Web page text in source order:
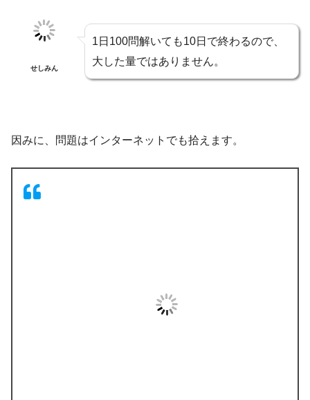
せしみん
1日100問解いても10日で終わるので、
大した量ではありません。
因みに、問題はインターネットでも拾えます。